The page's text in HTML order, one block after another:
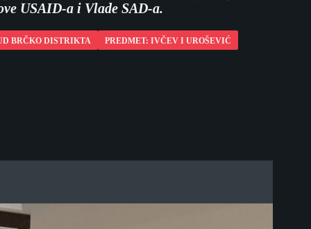
USAID-a i Vlade SAD-a.
BRČKO DISTRIKTA PREDMET: IVČEV I UROŠEVIĆ